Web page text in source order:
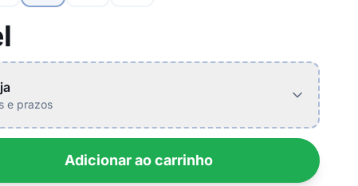
e prazos
Adicionar ao carrinho